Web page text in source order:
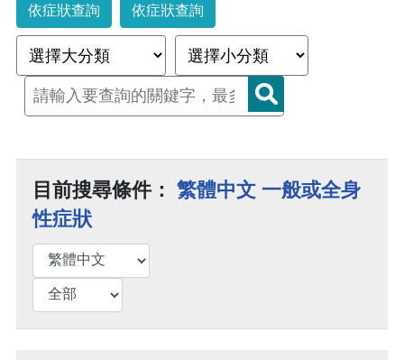
依症狀查詢 依症狀查詢
目前搜尋條件： 繁體中文 一般或全身
性症狀